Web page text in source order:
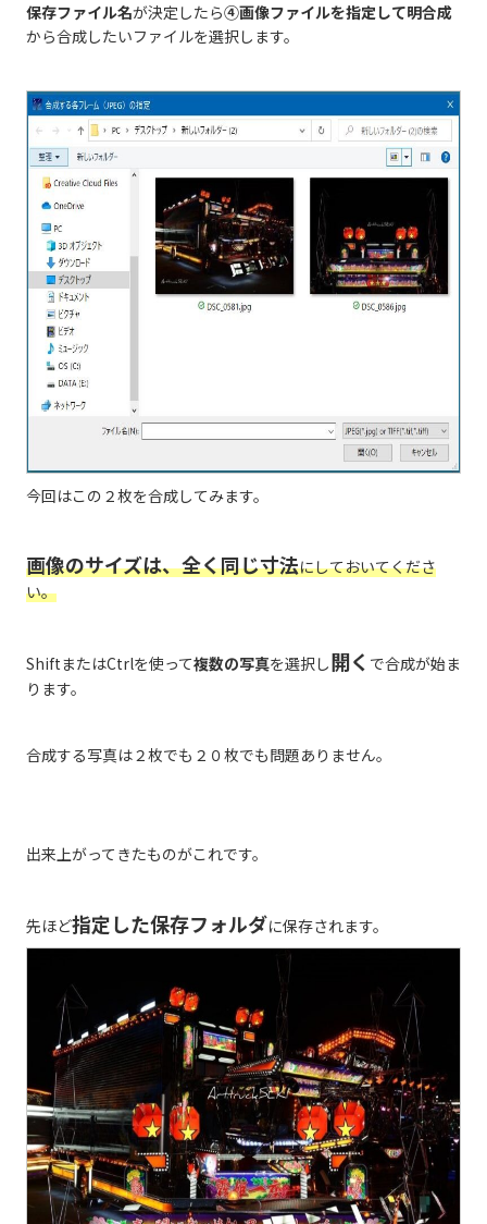
保存ファイル名が決定したら④画像ファイルを指定して明合成
から合成したいファイルを選択します。
今回はこの２枚を合成してみます。
画像のサイズは、全く同じ寸法にしておいてくださ
い。
ShiftまたはCtrlを使って複数の写真を選択し開く で合成が始ま
ります。
合成する写真は２枚でも２０枚でも問題ありません。
出来上がってきたものがこれです。
先ほど指定した保存フォルダに保存されます。